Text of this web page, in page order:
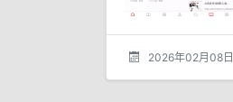
2026年02月08日